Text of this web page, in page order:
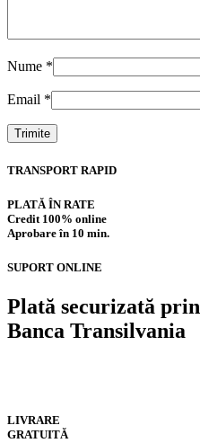
Nume *
Email *
TRANSPORT RAPID
PLATĂ ÎN RATE
Credit 100% online
Aprobare în 10 min.
SUPORT ONLINE
Plată securizată prin
Banca Transilvania
LIVRARE
GRATUITĂ